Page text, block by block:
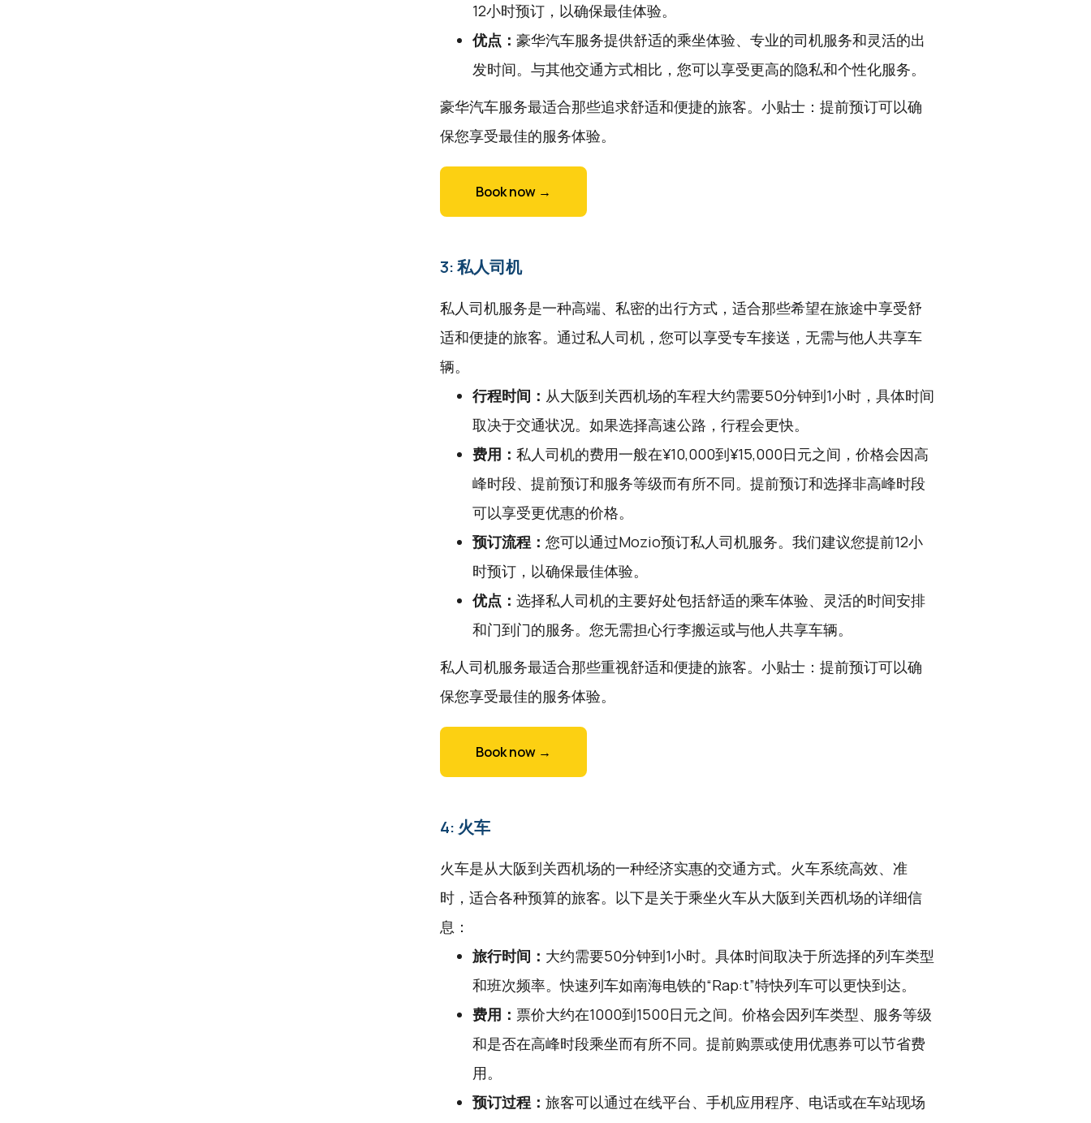
12小时预订，以确保最佳体验。
优点： 豪华汽车服务提供舒适的乘坐体验、专业的司机服务和灵活的出
发时间。与其他交通方式相比，您可以享受更高的隐私和个性化服务。
豪华汽车服务最适合那些追求舒适和便捷的旅客。小贴士：提前预订可以确
保您享受最佳的服务体验。
Book now →
3: 私人司机
私人司机服务是一种高端、私密的出行方式，适合那些希望在旅途中享受舒
适和便捷的旅客。通过私人司机，您可以享受专车接送，无需与他人共享车
辆。
行程时间： 从大阪到关西机场的车程大约需要50分钟到1小时，具体时间
取决于交通状况。如果选择高速公路，行程会更快。
费用： 私人司机的费用一般在¥10,000到¥15,000日元之间，价格会因高
峰时段、提前预订和服务等级而有所不同。提前预订和选择非高峰时段
可以享受更优惠的价格。
预订流程： 您可以通过Mozio预订私人司机服务。我们建议您提前12小
时预订，以确保最佳体验。
优点： 选择私人司机的主要好处包括舒适的乘车体验、灵活的时间安排
和门到门的服务。您无需担心行李搬运或与他人共享车辆。
私人司机服务最适合那些重视舒适和便捷的旅客。小贴士：提前预订可以确
保您享受最佳的服务体验。
Book now →
4: 火车
火车是从大阪到关西机场的一种经济实惠的交通方式。火车系统高效、准
时，适合各种预算的旅客。以下是关于乘坐火车从大阪到关西机场的详细信
息：
旅行时间： 大约需要50分钟到1小时。具体时间取决于所选择的列车类型
和班次频率。快速列车如南海电铁的“Rap:t”特快列车可以更快到达。
费用： 票价大约在1000到1500日元之间。价格会因列车类型、服务等级
和是否在高峰时段乘坐而有所不同。提前购票或使用优惠券可以节省费
用。
预订过程： 旅客可以通过在线平台、手机应用程序、电话或在车站现场